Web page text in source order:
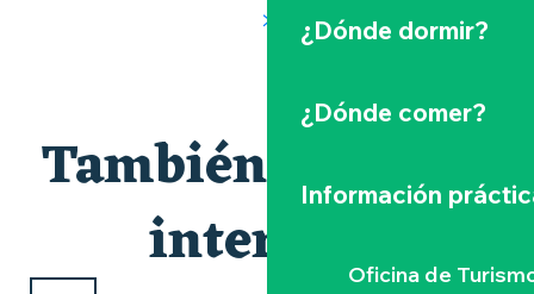
¿Dónde dormir?
¿Dónde comer?
Información
Oficina de
También le puede
interesar